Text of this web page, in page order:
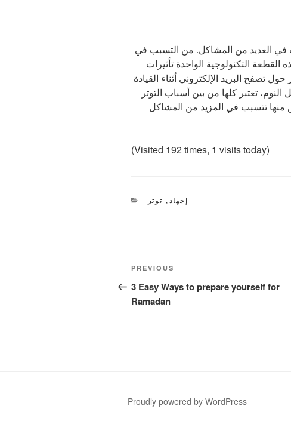
في العديد من المشاكل. من التسبب في
التكنولوجية الواحدة تأثيرات
تصفح البريد الإلكتروني أثناء القيادة
تعتبر كلها من بين أسباب التوتر
تتسبب في المزيد من المشاكل
(Visited 192 times, 1 visits today)
CATEGORIES
إجهاد , توتر
Post
navigation
Previous
Post
PREVIOUS
3 Easy Ways to prepare yourself for
Ramadan
Proudly powered by WordPress